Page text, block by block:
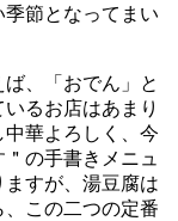
節となってまい
、「おでん」と
るお店はあまり
華よろしく、今
の手書きメニュ
すが、湯豆腐は
この二つの定番